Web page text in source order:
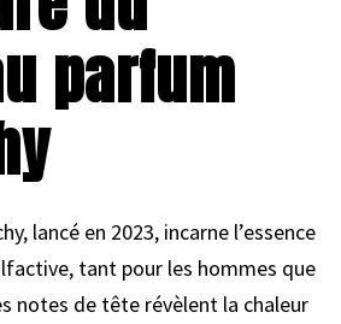
parfum
lancé en 2023, incarne l’essence
tant pour les hommes que
notes de tête révèlent la chaleur